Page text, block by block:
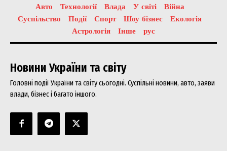
Авто Технології Влада У світі
Війна
Суспільство
Події Спорт Шоу бізнес
Екологія
Астрологія
Інше рус
Новини України та світу
Головні події України та світу сьогодні. Суспільні новини, авто, заяви
влади, бізнес і багато іншого.